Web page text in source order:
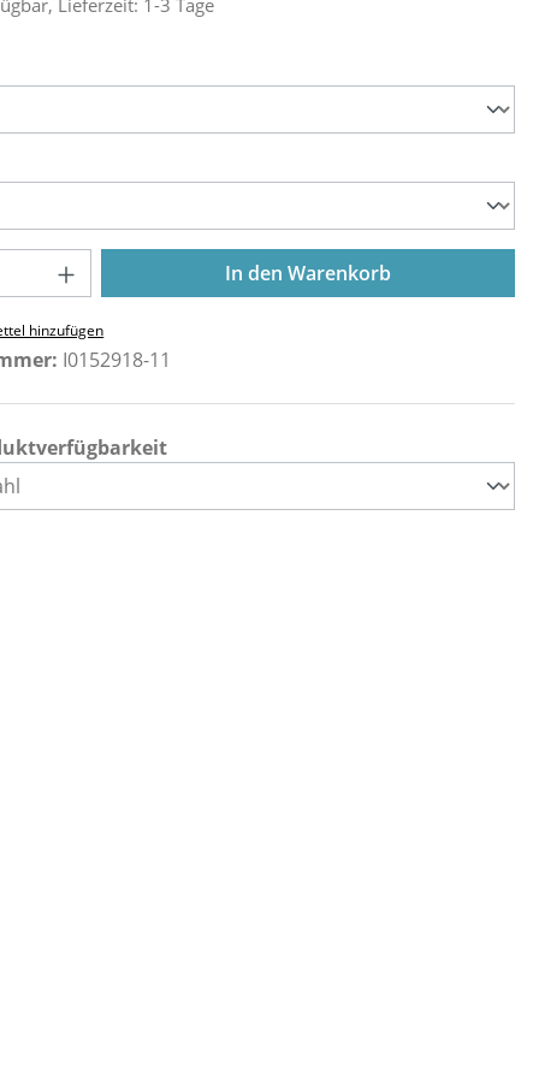
Anzahl: Gib den gewünschten Wert
In den Warenkorb
hinzufügen
I0152918-11